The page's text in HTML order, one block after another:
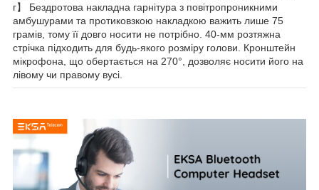
г】 Бездротова накладна гарнітура з повітропроникними
амбушурами та протиковзкою накладкою важить лише 75
грамів, тому її довго носити не потрібно. 40-мм розтяжна
стрічка підходить для будь-якого розміру голови. Кронштейн
мікрофона, що обертається на 270°, дозволяє носити його на
лівому чи правому вусі.